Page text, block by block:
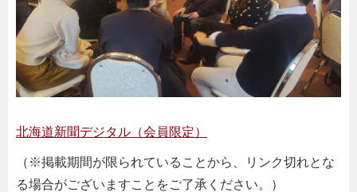
北海道新聞デジタル（会員限定）
（※掲載期間が限られていることから、リンク切れとな
る場合がございますことをご了承ください。）